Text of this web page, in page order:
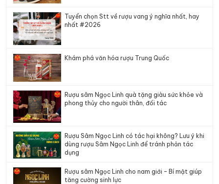
Tuyển chọn Stt về rượu vang ý nghĩa nhất, hay
nhất #2026
Khám phá văn hóa rượu Trung Quốc
Rượu sâm Ngọc Linh quà tặng giàu sức khỏe và
phong thủy cho người thân, đối tác
Rượu Sâm Ngọc Linh có tác hại không? Lưu ý khi
dùng rượu Sâm Ngọc Linh để tránh phản tác
dụng
Rượu sâm Ngọc Linh cho nam giới – Bí mật giúp
tăng cường sinh lực